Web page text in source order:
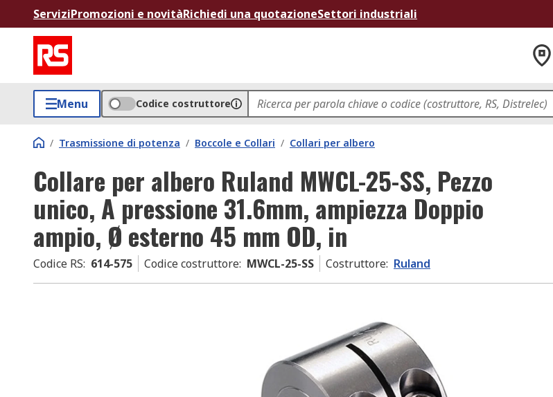
ServiziPromozioni e novitàRichiedi una quotazioneSettori industriali
Menu Codice costruttore
/ Trasmissione di potenza / Boccole e Collari / Collari per albero
Collare per albero Ruland MWCL-25-SS, Pezzo
unico, A pressione 31.6mm, ampiezza Doppio
ampio, Ø esterno 45 mm OD, in
Codice RS: 614-575 Codice costruttore: MWCL-25-SS Costruttore: Ruland